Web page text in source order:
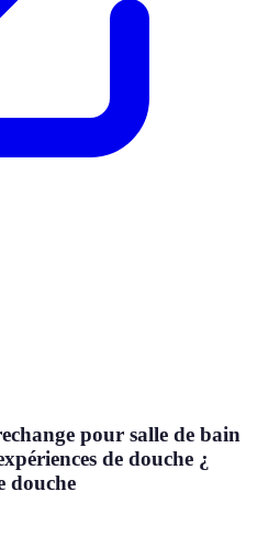
pour salle de bain
de douche ¿
douche